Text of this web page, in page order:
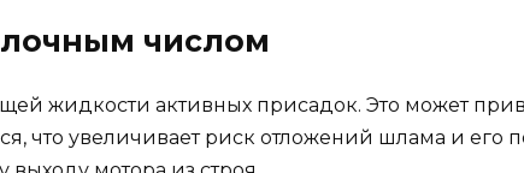
числом
жидкости активных присадок. Это может
что увеличивает риск отложений шлама и